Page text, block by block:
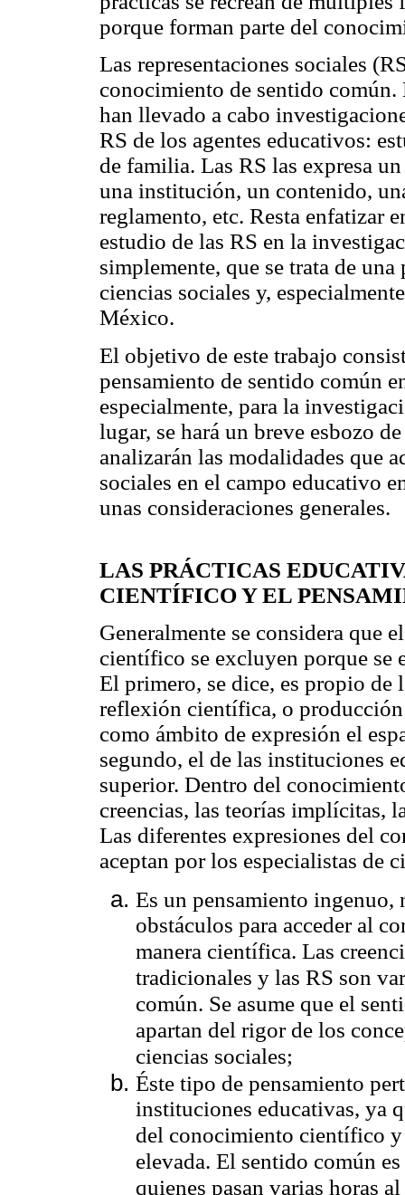
porque forman parte del
Las representaciones sociales
conocimiento de sentido común.
han llevado a cabo
RS de los agentes educativos:
de familia. Las RS las expresa
una institución, un contenido,
reglamento, etc. Resta enfatizar
estudio de las RS en la
simplemente, que se trata de
ciencias sociales y,
México.
El objetivo de este trabajo
pensamiento de sentido común
especialmente, para la
lugar, se hará un breve esbozo
analizarán las modalidades que
sociales en el campo educativo
unas consideraciones generales.
LAS PRÁCTICAS
CIENTÍFICO Y EL
Generalmente se considera que
científico se excluyen porque se
El primero, se dice, es propio de
reflexión científica, o
como ámbito de expresión el
segundo, el de las instituciones
superior. Dentro del
creencias, las teorías implícitas,
Las diferentes expresiones del
aceptan por los especialistas de
Es un pensamiento
obstáculos para acceder al
manera científica. Las
tradicionales y las RS son
común. Se asume que el
apartan del rigor de los
ciencias sociales;
Éste tipo de pensamiento
instituciones educativas, ya
del conocimiento científico
elevada. El sentido común
quienes pasan varias horas